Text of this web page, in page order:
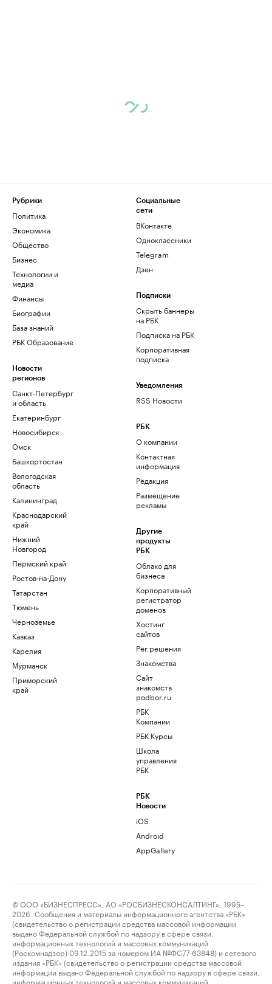
Рубрики
Политика
Экономика
Общество
Бизнес
Технологии и
медиа
Финансы
Биографии
База знаний
РБК Образование
Новости
регионов
Санкт-Петербург
и область
Екатеринбург
Новосибирск
Омск
Башкортостан
Вологодская
область
Калининград
Краснодарский
край
Нижний
Новгород
Пермский край
Ростов-на-Дону
Татарстан
Тюмень
Черноземье
Кавказ
Карелия
Мурманск
Приморский
край
Социальные
сети
ВКонтакте
Одноклассники
Telegram
Дзен
Подписки
Скрыть баннеры
на РБК
Подписка на РБК
Корпоративная
подписка
Уведомления
RSS Новости
РБК
О компании
Контактная
информация
Редакция
Размещение
рекламы
Другие
продукты
РБК
Облако для
бизнеса
Корпоративный
регистратор
доменов
Хостинг
сайтов
Рег.решения
Знакомства
Сайт
знакомств
podbor.ru
РБК
Компании
РБК Курсы
Школа
управления
РБК
РБК
Новости
iOS
Android
AppGallery
© ООО «БИЗНЕСПРЕСС», АО «РОСБИЗНЕСКОНСАЛТИНГ», 1995–
2026. Сообщения и материалы информационного агентства «РБК»
(свидетельство о регистрации средства массовой информации
выдано Федеральной службой по надзору в сфере связи,
информационных технологий и массовых коммуникаций
(Роскомнадзор) 09.12.2015 за номером ИА №ФС77-63848) и сетевого
издания «РБК» (свидетельство о регистрации средства массовой
информации выдано Федеральной службой по надзору в сфере связи,
информационных технологий и массовых коммуникаций